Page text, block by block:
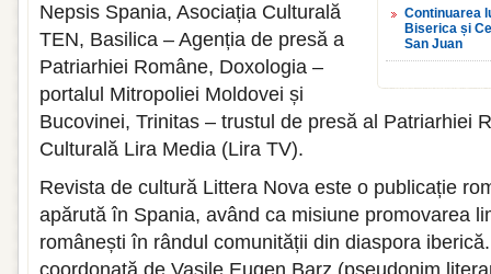
Continuarea
Biserica și
San Juan
Nepsis Spania, Asociația Culturală
TEN, Basilica – Agenția de presă a
Patriarhiei Române, Doxologia –
portalul Mitropoliei Moldovei și
Bucovinei, Trinitas – trustul de presă al Patriarhiei
Culturală Lira Media (Lira TV).
Revista de cultură Littera Nova este o publicație
apărută în Spania, având ca misiune promovarea
românești în rândul comunității din diaspora
coordonată de Vasile Eugen Barz (pseudonim